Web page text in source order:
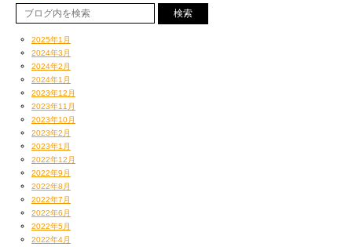
2025年1月
2024年3月
2024年2月
2024年1月
2023年12月
2023年11月
2023年10月
2023年2月
2023年1月
2022年12月
2022年9月
2022年8月
2022年7月
2022年6月
2022年5月
2022年4月